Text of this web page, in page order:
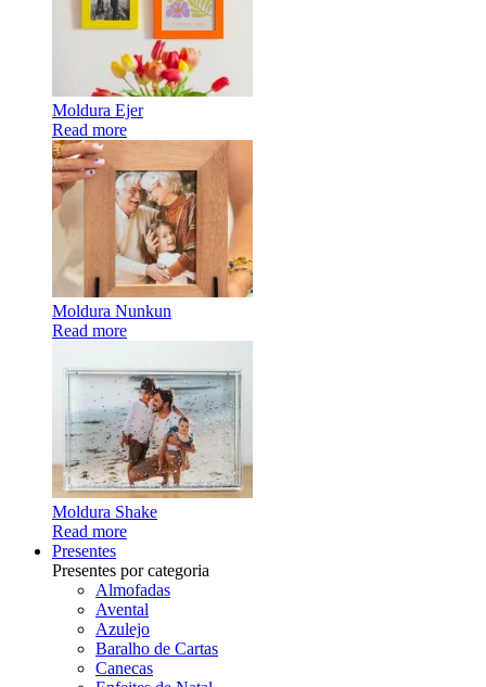
Moldura Ejer
Read more
Moldura Nunkun
Read more
Moldura Shake
Read more
Presentes
Presentes por categoria
Almofadas
Avental
Azulejo
Baralho de Cartas
Canecas